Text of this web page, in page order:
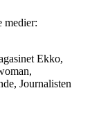
medier:
Ekko,
Journalisten